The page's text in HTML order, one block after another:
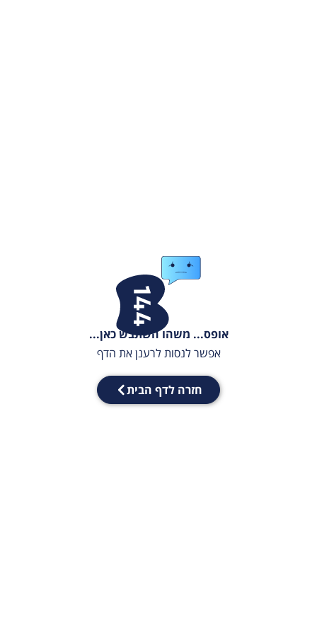
אופס... משהו השתבש כאן...
אפשר לנסות לרענן את הדף
חזרה לדף הבית